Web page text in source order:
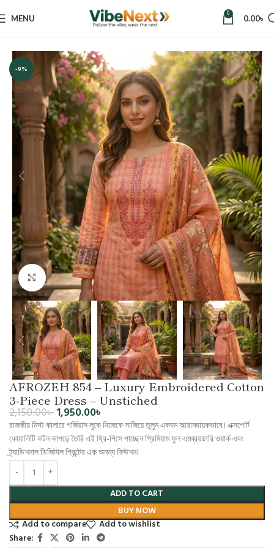
MENU 0 0.00৳
Three Piece
-9%
Click to enlarge
AFROZEH 854 – Luxury Embroidered Cotton
3-Piece Dress – Unstiched
2,150.00৳1,950.00৳
রাজকীয় মিস্ট কালারে গর্জিয়াস লুকে নিজেকে সাজিয়ে তুলুন একদম আরামদায়কভাবে। এক্সপোর্ট
কোয়ালিটি কটন কাপড়ে তৈরি এই থ্রি-পিসে পাচ্ছেন প্রিমিয়াম ফুল এমব্রয়ডারি ওয়ার্ক এবং
ট্র্যাডিশনাল ডিজিটাল প্রিন্টের এক অনন্য ফিউশন।
ADD TO CART
BUY NOW
Add to compare
Add to wishlist
Share: